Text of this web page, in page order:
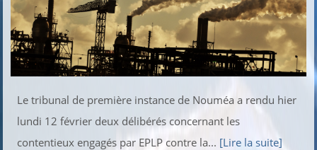
Le tribunal de première instance de Nouméa a rendu hier
lundi 12 février deux délibérés concernant les
contentieux engagés par EPLP contre la... [Lire la suite]